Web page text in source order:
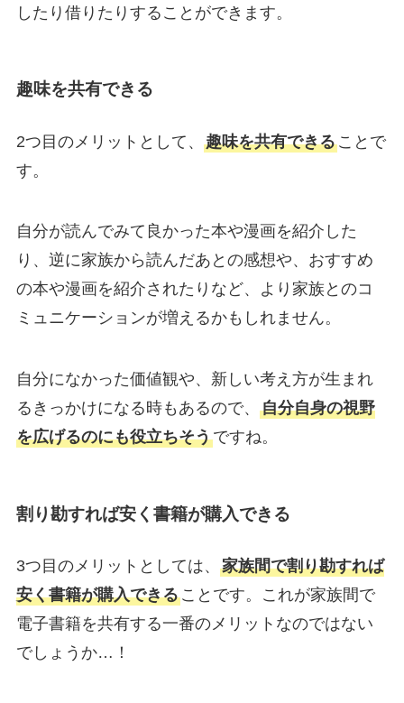
したり借りたりすることができます。
趣味を共有できる
2つ目のメリットとして、 趣味を共有できることで
す。
自分が読んでみて良かった本や漫画を紹介した
り、逆に家族から読んだあとの感想や、おすすめ
の本や漫画を紹介されたりなど、より家族とのコ
ミュニケーションが増えるかもしれません。
自分になかった価値観や、新しい考え方が生まれ
るきっかけになる時もあるので、 自分自身の視野
を広げるのにも役立ちそうですね。
割り勘すれば安く書籍が購入できる
3つ目のメリットとしては、 家族間で割り勘すれば
安く書籍が購入できることです。これが家族間で
電子書籍を共有する一番のメリットなのではない
でしょうか…！